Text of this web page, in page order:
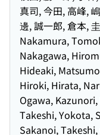
真司, 今田, 高峰,
邊, 誠一郎, 倉本,
Nakamura,
Nakagawa,
Hideaki,
Hiroki, Hirata,
Ogawa,
Takeshi, Yokota,
Sakanoi,